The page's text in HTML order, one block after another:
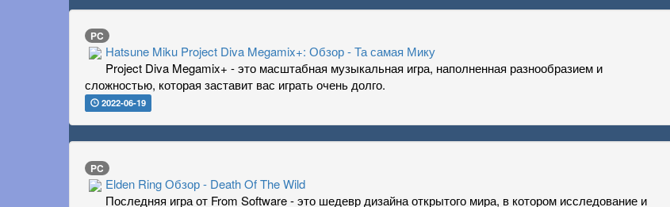
PC
Hatsune Miku Project Diva Megamix+: Обзор - Та самая Мику
Project Diva Megamix+ - это масштабная музыкальная игра, наполненная разнообразием и
сложностью, которая заставит вас играть очень долго.
2022-06-19
PC
Elden Ring Обзор - Death Of The Wild
Последняя игра от From Software - это шедевр дизайна открытого мира, в котором исследование и